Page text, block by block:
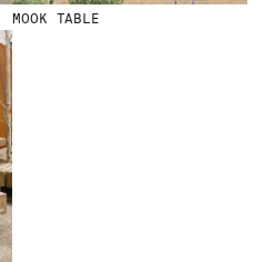
MOOK TABLE